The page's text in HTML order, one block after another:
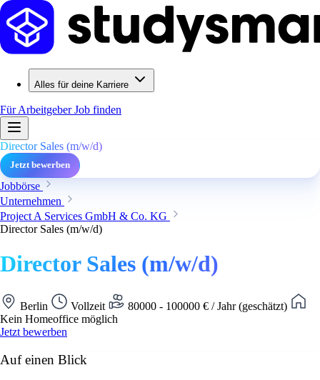
Alles für deine Karriere
Für ArbeitgeberJob finden
Director Sales (m/w/d)
Jetzt bewerben
Jobbörse
Unternehmen
Project A Services GmbH & Co. KG
Director Sales (m/w/d)
Director Sales (m/w/d)
Berlin Vollzeit
80000 - 100000 € / Jahr (geschätzt)
Kein Homeoffice möglich
Jetzt bewerben
Auf einen Blick